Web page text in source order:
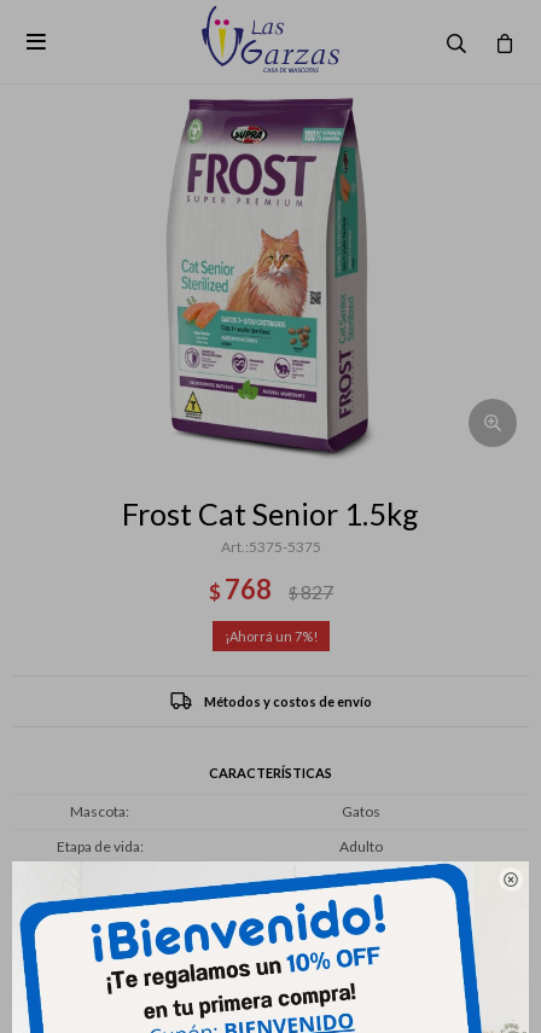


Frost Cat Senior 1.5kg
5375-5375
$ 768 $827
7
Métodos y costos de envío
CARACTERÍSTICAS
Mascota
Gatos
Etapa de vida
Adulto
Productos que te pueden interesar